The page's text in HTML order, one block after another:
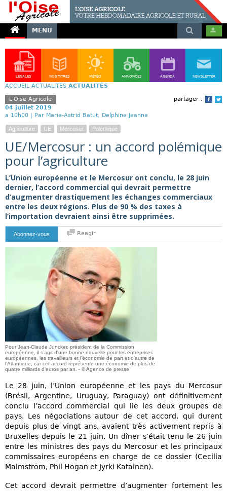
MENU
LÉGALES NOS TITRES MÉTÉO ANNONCES AGENDA NEWSLETTER
ACCUEIL ACTUALITÉS ACTUALITÉS
partager :
L'Oise Agricole
04 juillet 2019
a 10h00 | Par Marie-Astrid Batut, Delphine Jeanne
Agriculture UE Mercosur Polemique
UE/Mercosur : un accord polémique
pour l’agriculture
L’Union européenne et le Mercosur ont conclu, le 28 juin
dernier, l’accord commercial qui devrait permettre
d’augmenter drastiquement les échanges commerciaux
entre les deux régions. Plus de 90 % des taxes à
l’importation devraient ainsi être supprimées.
Abonnez-vous Reagir
Pour Jean-Claude Juncker, président de la Commission
européenne, il s’agit d’une bonne nouvelle pour les entreprises
européennes, les travailleurs et l’économie de part et d’autre de
l’Atlantique, car cet accord représente une économie de plus de
quatre milliards d’euros par an. - © Agence de presse
Le 28 juin, l’Union européenne et les pays du Mercosur
(Brésil, Argentine, Uruguay, Paraguay) ont définitivement
conclu l’accord commercial qui lie les deux groupes de
pays. Les négociations autour de cet accord, qui durent
depuis plus de vingt ans, avaient très activement repris à
Bruxelles depuis le 21 juin. Un dîner s’était tenu le 26 juin
entre les ministres des pays du Mercosur et les principaux
commissaires européens en charge de ce dossier (Cecilia
Malmström, Phil Hogan et Jyrki Katainen).
Cet accord devrait permettre d’augmenter fortement les